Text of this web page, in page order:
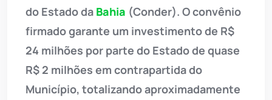
do Estado da Bahia (Conder). O convênio
firmado garante um investimento de R$
24 milhões por parte do Estado de quase
R$ 2 milhões em contrapartida do
Município, totalizando aproximadamente